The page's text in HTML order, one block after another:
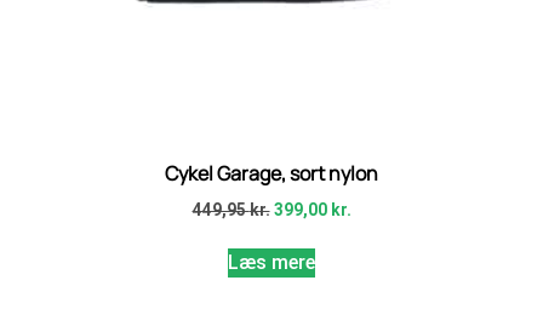
Cykel Garage, sort nylon
449,95kr. 399,00 kr.
Læs mere